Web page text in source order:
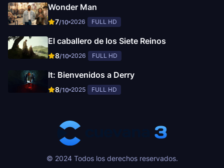
Wonder Man
7/10 2026 FULL HD
El caballero de los Siete Reinos
8/10 2026 FULL HD
It: Bienvenidos a Derry
8/10 2025 FULL HD
© 2024 Todos los derechos reservados.